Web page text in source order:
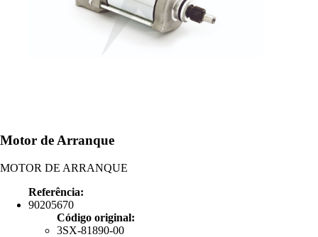
Motor de Arranque
MOTOR DE ARRANQUE
Referência:
90205670
Código original:
3SX-81890-00